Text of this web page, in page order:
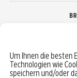
Um Ihnen die besten
Technologien wie
speichern und/oder
Robo-Advisor